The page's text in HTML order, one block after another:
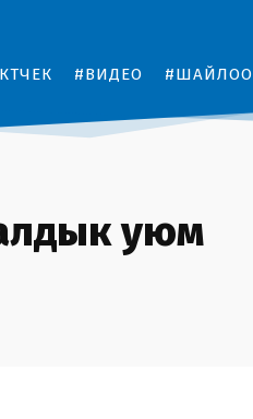
#ВИДЕО #ШАЙЛОО
уюм